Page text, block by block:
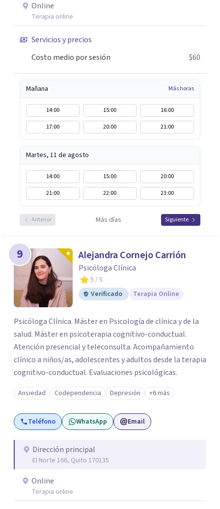
Online
Terapia online
Servicios y precios
Costo medio por sesión
$60
Mañana Más horas
14:00 15:00
16:00
17:00
20:00 21:00
Martes, 11 de agosto
14:00 15:00
20:00
21:00
22:00 23:00
Anterior Más días Siguiente
9 Alejandra Cornejo Carrión
Psicóloga Clínica
5 / 5
Verificado
Terapia Online
Psicóloga Clínica. Máster en Psicología de clínica y de la
salud. Máster en psicoterapia cognitivo-conductual.
Atención presencial y teleconsulta. Acompañamiento
clínico a niños/as, adolescentes y adultos desde la terapia
cognitivo-conductual. Evaluaciones psicológicas.
Ansiedad Codependencia Depresión +6 más
Teléfono WhatsApp Email
Dirección principal
El Norte 166, Quito 170135
Online
Terapia online